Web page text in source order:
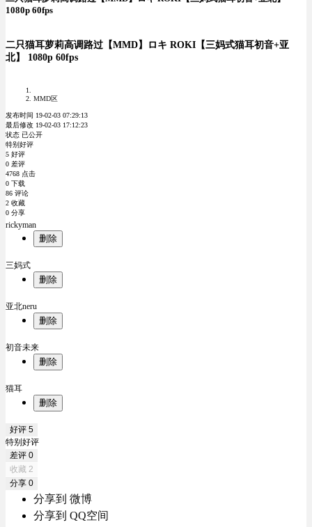
1080p 60fps
二只猫耳萝莉高调路过【MMD】ロキ ROKI【三妈式猫耳初音+亚
北】 1080p 60fps
MMD区
发布时间 19-02-03 07:29:13
最后修改 19-02-03 17:12:23
状态 已公开
特别好评
5 好评
0 差评
4768 点击
0 下载
86 评论
2 收藏
0 分享
rickyman
删除
三妈式
删除
亚北neru
删除
初音未来
删除
猫耳
删除
好评 5
特别好评
差评 0
收藏 2
分享 0
分享到 微博
分享到 QQ空间